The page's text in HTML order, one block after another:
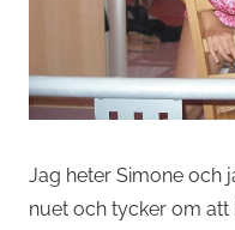
Jag heter Simone och
nuet och tycker om att